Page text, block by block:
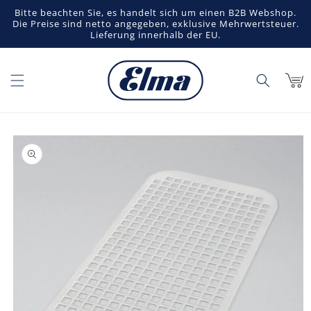
zum
Inhalt
Bitte beachten Sie, es handelt sich um einen B2B Webshop.
Die Preise sind netto angegeben, exklusive Mehrwertsteuer.
Lieferung innerhalb der EU.